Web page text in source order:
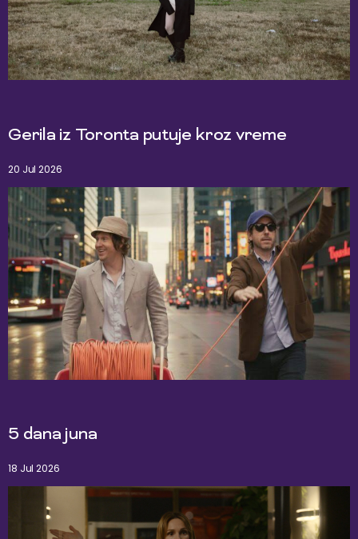
Gerila iz Toronta putuje kroz vreme
20 Jul 2026
5 dana juna
18 Jul 2026